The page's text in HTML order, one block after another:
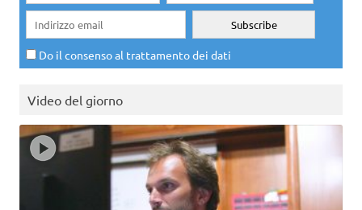
Do il consenso al trattamento dei dati
Video del giorno